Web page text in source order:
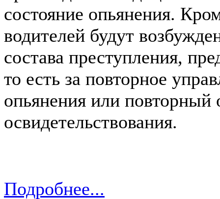
состояние опьянения.
водителей будут
состава преступления,
то есть за повторное
опьянения или повторный
освидетельствования.
Подробнее...